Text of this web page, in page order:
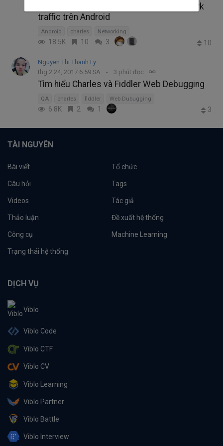
Sử dụng Charles Proxy để theo dõi network
traffic trên Android
Android charles Networking
18.5K 10 3 10
Nguyen Thi Thanh Ly
thg 2 24, 2017 6:59 SA
3 phút đọc
Tìm hiểu Charles và Fiddler Web Debugging
QA charles fiddler Web Dubugging
6.8K 2 1 3
TÀI NGUYÊN
Bài viết Tổ chức
Câu hỏi Tags
Videos Tác giả
Thảo luận Đề xuất hệ thống
Công cụ Machine Learning
Trạng thái hệ thống
DỊCH VỤ
Viblo
Viblo Code
Viblo CTF
Viblo CV
Viblo Learning
Viblo Partner
Viblo Battle
Viblo Interview